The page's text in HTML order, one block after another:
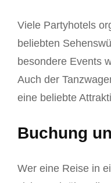
Viele Partyhotels
beliebten
besondere Events
Auch der
eine beliebte
Buchung
Wer eine Reise in